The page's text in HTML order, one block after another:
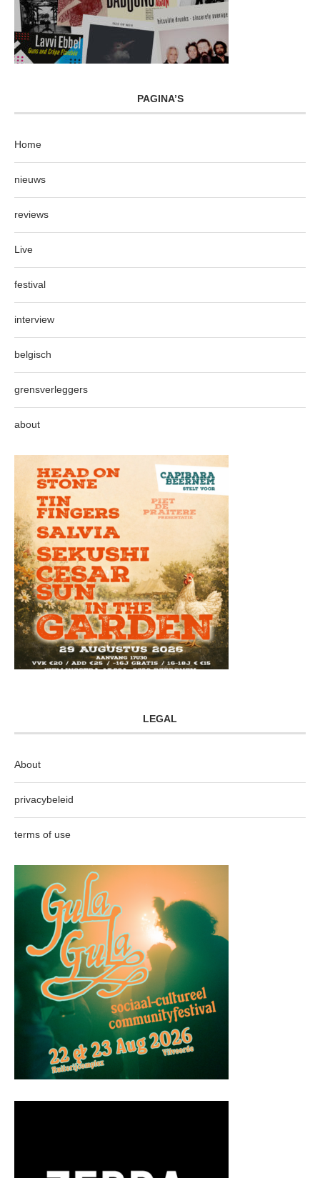
PAGINA’S
Home
nieuws
reviews
Live
festival
interview
belgisch
grensverleggers
about
LEGAL
About
privacybeleid
terms of use